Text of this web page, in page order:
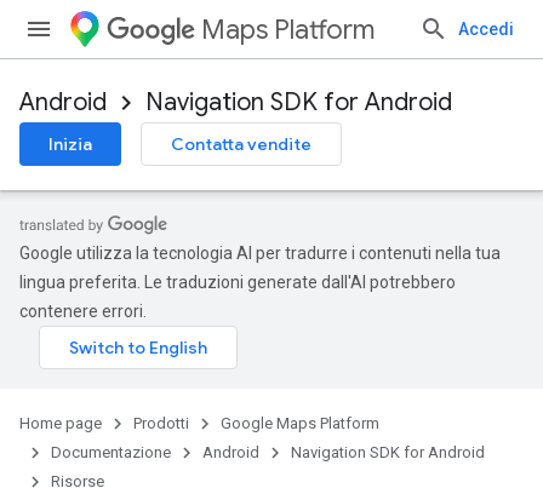
Maps Platform Accedi
Android Navigation SDK for Android
Inizia Contatta vendite
Google utilizza la tecnologia AI per tradurre i contenuti nella tua
lingua preferita. Le traduzioni generate dall'AI potrebbero
contenere errori.
Home page Prodotti
Google Maps Platform
Documentazione
Android
Navigation SDK for Android
Risorse